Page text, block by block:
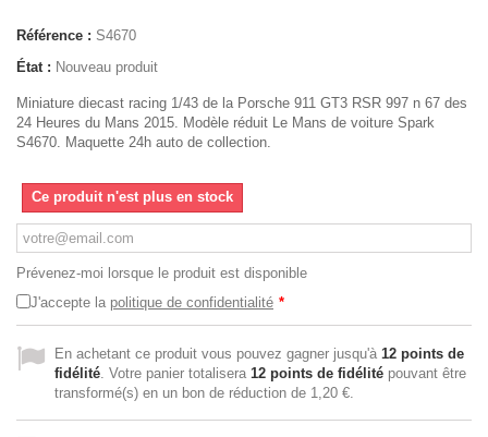
Référence : S4670
État : Nouveau produit
Miniature diecast racing 1/43 de la Porsche 911 GT3 RSR 997 n 67 des
24 Heures du Mans 2015. Modèle réduit Le Mans de voiture Spark
S4670. Maquette 24h auto de collection.
Ce produit n'est plus en stock
Prévenez-moi lorsque le produit est disponible
J'accepte la politique de confidentialité *
En achetant ce produit vous pouvez gagner jusqu'à 12 points de
fidélité. Votre panier totalisera 12 points de fidélité pouvant être
transformé(s) en un bon de réduction de 1,20 €.